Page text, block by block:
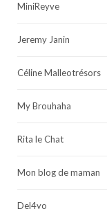
MiniReyve
Jeremy Janin
Céline Malleotrésors
My Brouhaha
Rita le Chat
Mon blog de maman
Del4yo